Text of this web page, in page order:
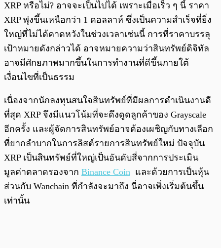
XRP หรือไม่? อาจจะเป็นไปได้ เพราะเมื่อเร็ว ๆ นี้ ราคา
XRP พุ่งขึ้นเหนือกว่า 1 ดอลลาห์ ซึ่งเป็นความสำเร็จที่ยิ่ง
ใหญ่ที่ไม่ได้คาดหวังในช่วงเวลาเช่นนี้ การที่ราคาบรรลุ
เป้าหมายดังกล่าวได้ อาจหมายความว่าสินทรัพย์ดิจิทัล
อาจมีศักยภาพมากขึ้นในการทำงานที่ดีขึ้นภายใต้
เงื่อนไขที่เป็นธรรม
เนื่องจากนักลงทุนสนใจสินทรัพย์ที่มีผลการดำเนินงานดี
ที่สุด XRP จึงมีแนวโน้มที่จะดึงดูดลูกค้าของ Grayscale
อีกครั้ง และผู้จัดการสินทรัพย์อาจต้องเผชิญกับทางเลือก
ที่ยากลำบากในการลิสต์รายการสินทรัพย์ใหม่ ปัจจุบัน
XRP เป็นสินทรัพย์ที่ใหญ่เป็นอันดับสี่จากการประเมิน
มูลค่าตลาดรองจาก Binance Coin และด้วยการเป็นหุ้น
ส่วนกับ Wanchain ที่กำลังจะมาถึง นี่อาจเพิ่งเริ่มต้นขึ้น
เท่านั้น